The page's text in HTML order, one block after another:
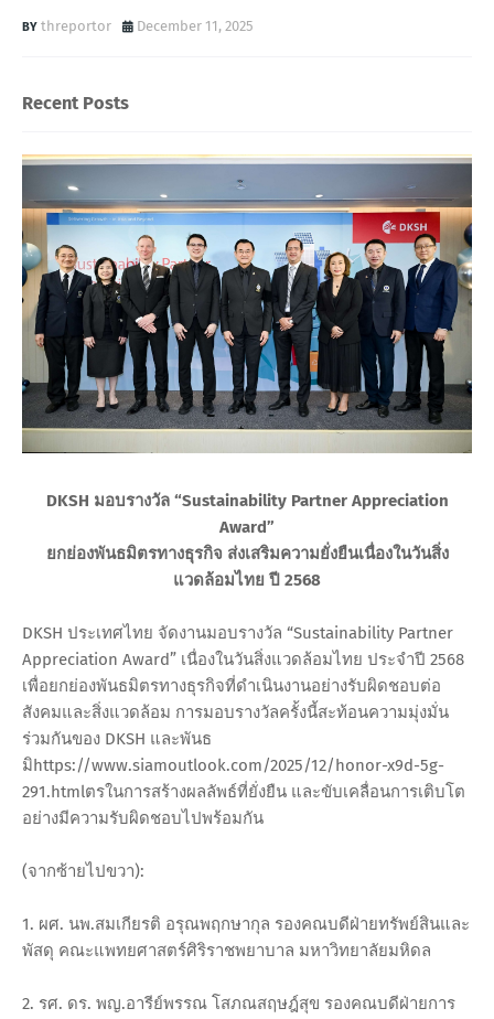
threportor December 11, 2025
Recent Posts
DKSH มอบรางวัล “Sustainability Partner Appreciation
Award”
ยกย่องพันธมิตรทางธุรกิจ ส่งเสริมความยั่งยืนเนื่องในวันสิ่ง
แวดล้อมไทย ปี 2568
DKSH ประเทศไทย จัดงานมอบรางวัล “Sustainability Partner
Appreciation Award” เนื่องในวันสิ่งแวดล้อมไทย ประจำปี 2568
เพื่อยกย่องพันธมิตรทางธุรกิจที่ดำเนินงานอย่างรับผิดชอบต่อ
สังคมและสิ่งแวดล้อม การมอบรางวัลครั้งนี้สะท้อนความมุ่งมั่น
ร่วมกันของ DKSH และพันธ
มิhttps://www.siamoutlook.com/2025/12/honor-x9d-5g-
291.htmlตรในการสร้างผลลัพธ์ที่ยั่งยืน และขับเคลื่อนการเติบโต
อย่างมีความรับผิดชอบไปพร้อมกัน
(จากซ้ายไปขวา):
1. ผศ. นพ.สมเกียรติ อรุณพฤกษากุล รองคณบดีฝ่ายทรัพย์สินและ
พัสดุ คณะแพทยศาสตร์ศิริราชพยาบาล มหาวิทยาลัยมหิดล
2. รศ. ดร. พญ.อารีย์พรรณ โสภณสฤษฎ์สุข รองคณบดีฝ่ายการ